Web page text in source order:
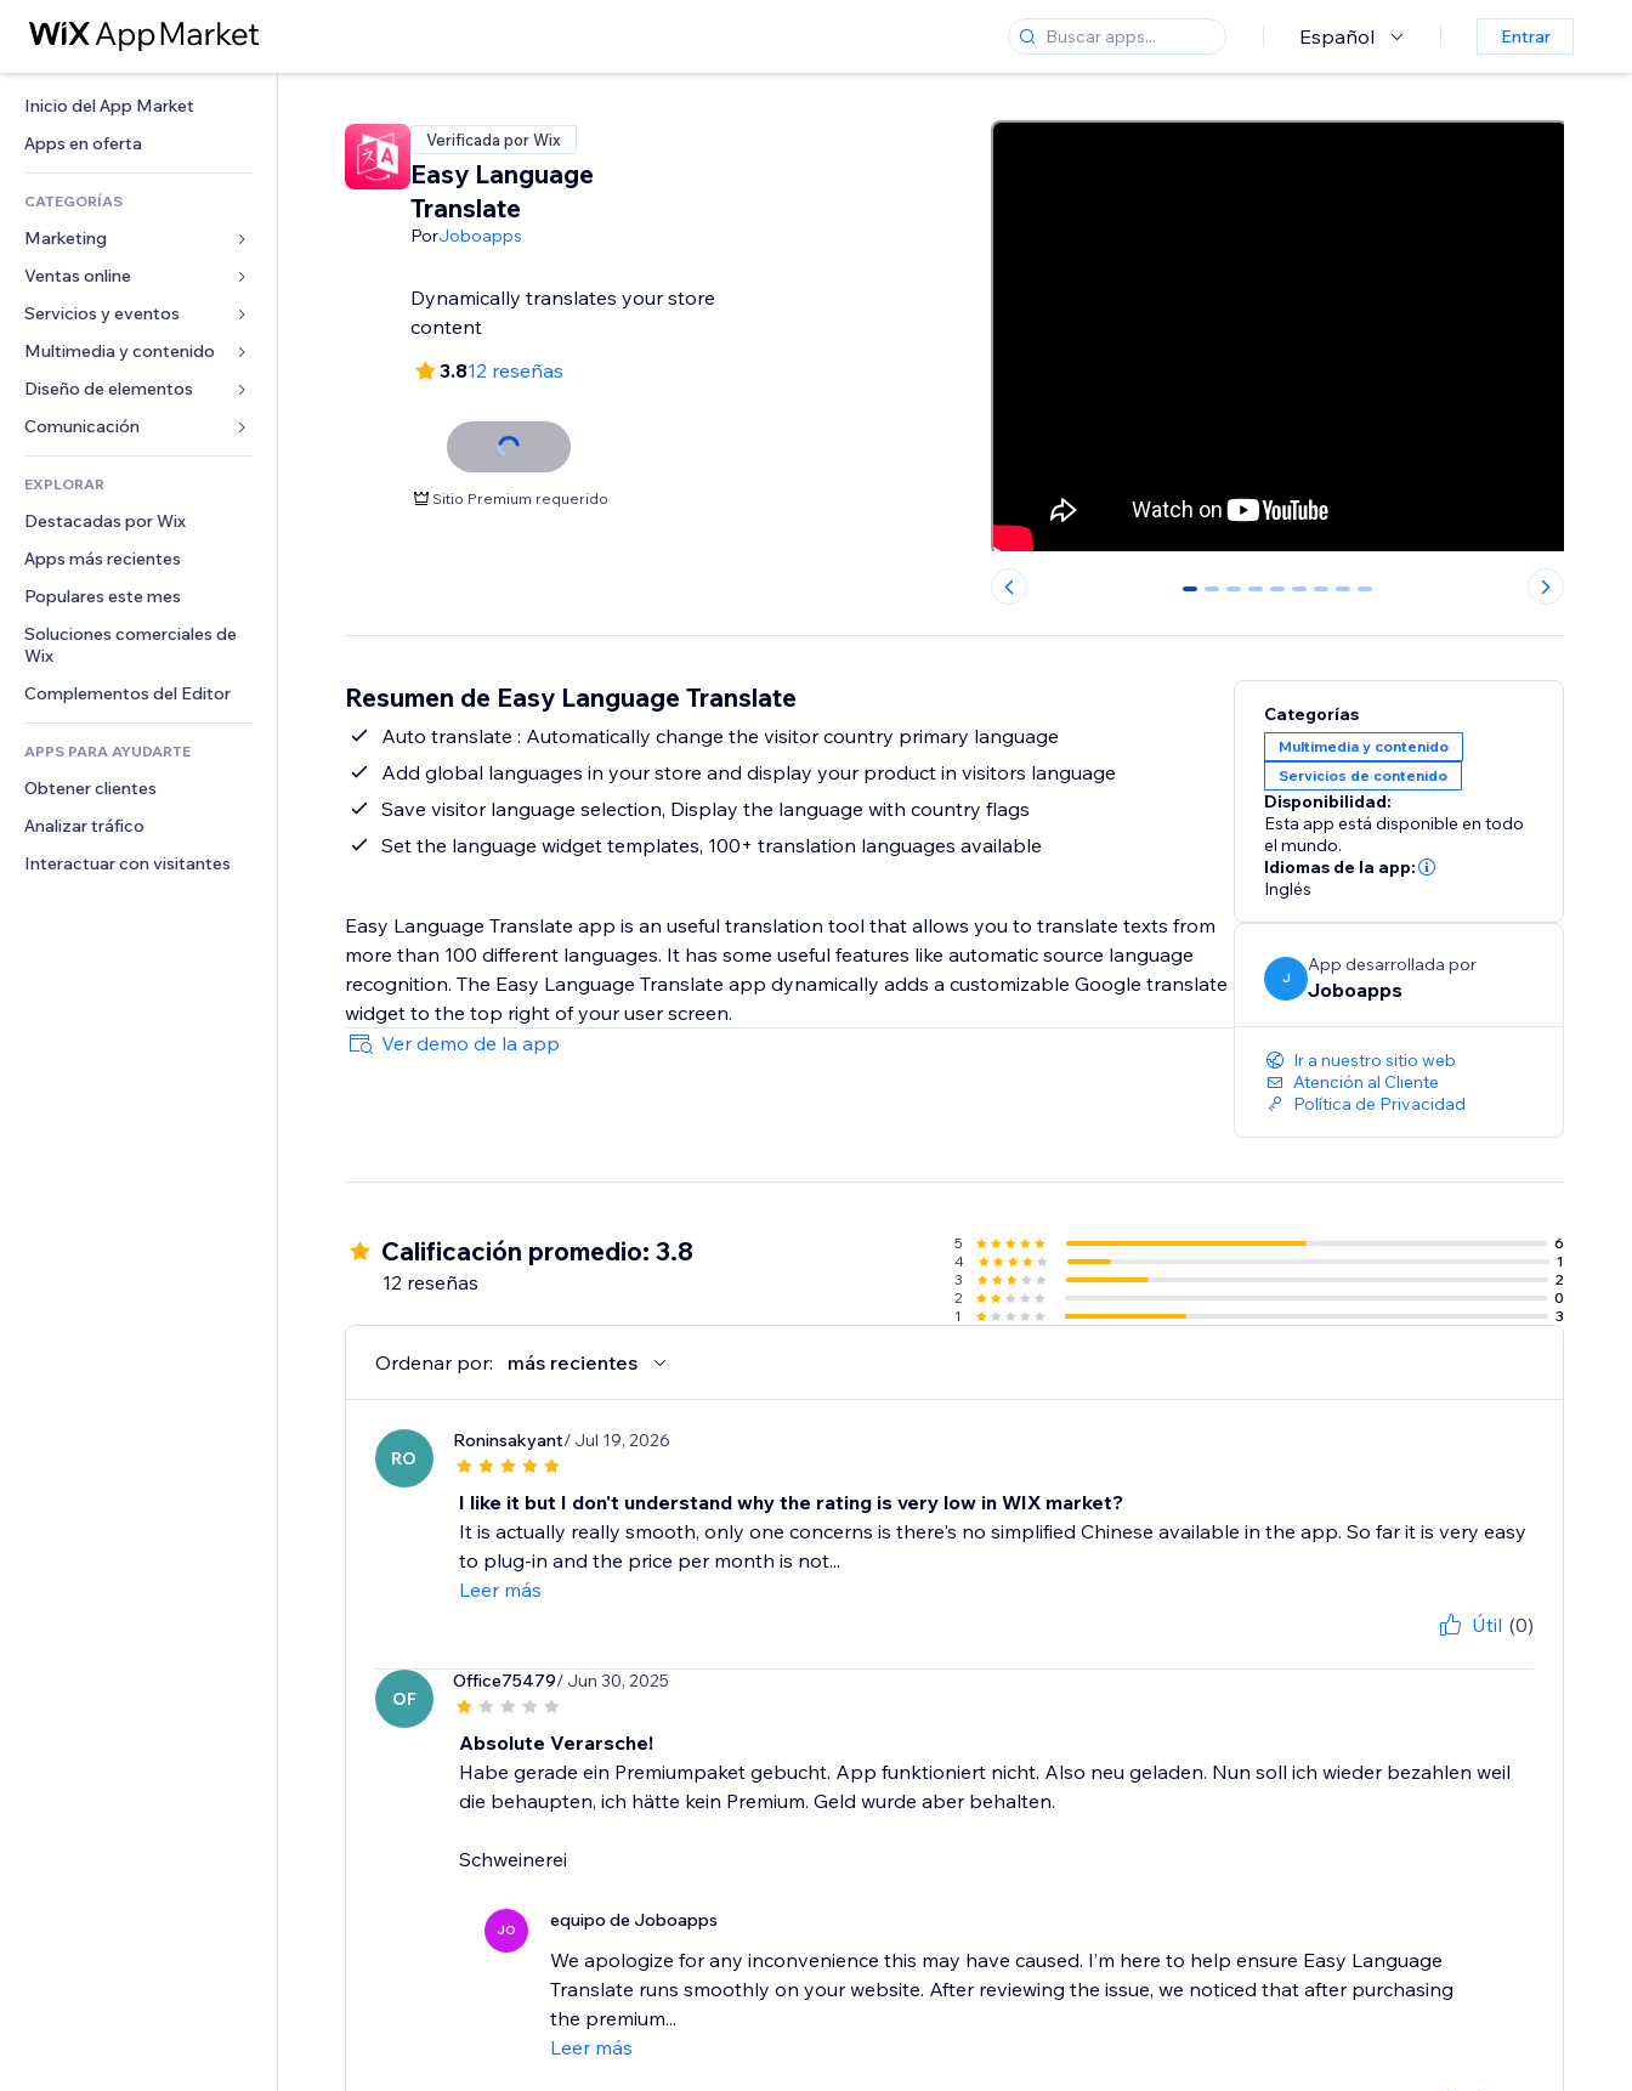
Español Entrar
Inicio del App Market
Apps en oferta
CATEGORÍAS
Marketing
Anuncios
Móvil
Analíticas
Anuncios del sitio
Email
Ventas online
Apps para tiendas
Envíos y entregas
Botones de venta
Contabilidad
Cupones y fidelización
Almacenamiento de mercancía
Crowdfunding
Alimentos y bebidas
Servicios y eventos
Hoteles
Eventos
Restaurantes
Inmobiliarias
Reservas
Multimedia y contenido
Galerías
Música
Pódcast
Fotografía
Video
PDF
Compartir archivos
Noticias
Servicios de contenido
Efectos de texto
Diseño de elementos
Mapas y navegación
Privacidad y seguridad
Reloj
Plantillas para páginas
Efectos de imágenes
Botones y menús
Banners e insignias
Calculadoras
Buscar
Formularios
Encuestas
Chat
Comentarios
Teléfono
Comunidad
Reseñas y testimonios
EXPLORAR
Destacadas por Wix
Apps más recientes
Populares este mes
Soluciones comerciales de
Wix
Complementos del Editor
APPS PARA AYUDARTE
Obtener clientes
Analizar tráfico
Interactuar con visitantes
Verificada por Wix
Easy Language
Translate
PorJoboapps
Dynamically translates your store
content
3.812 reseñas
Sitio Premium requerido
0 1 2 3 4 5 6 7 8
Resumen de Easy Language Translate
Auto translate : Automatically change the visitor country primary language
Add global languages in your store and display your product in visitors language
Save visitor language selection, Display the language with country flags
Set the language widget templates, 100+ translation languages available
Easy Language Translate app is an useful translation tool that allows you to translate texts from
more than 100 different languages. It has some useful features like automatic source language
recognition. The Easy Language Translate app dynamically adds a customizable Google translate
widget to the top right of your user screen.
Ver demo de la app
Categorías
Multimedia y contenido
Servicios de contenido
Disponibilidad:
Esta app está disponible en todo
el mundo.
Idiomas de la app:
Inglés
J
App desarrollada por
Joboapps
Ir a nuestro sitio web
Atención al Cliente
Política de Privacidad
Calificación promedio: 3.8
12 reseñas
5
6
4
1
3
2
2
0
1
3
Ordenar por: más recientes
RO
Roninsakyant/ Jul 19, 2026
I like it but I don't understand why the rating is very low in WIX market?
It is actually really smooth, only one concerns is there's no simplified Chinese available in the app. So far it is very easy
to plug-in and the price per month is not...
Leer más
Útil (0)
OF
Office75479/ Jun 30, 2025
Absolute Verarsche!
Habe gerade ein Premiumpaket gebucht. App funktioniert nicht. Also neu geladen. Nun soll ich wieder bezahlen weil
die behaupten, ich hätte kein Premium. Geld wurde aber behalten.
Schweinerei
JO equipo de Joboapps
We apologize for any inconvenience this may have caused. I’m here to help ensure Easy Language
Translate runs smoothly on your website. After reviewing the issue, we noticed that after purchasing
the premium...
Leer más